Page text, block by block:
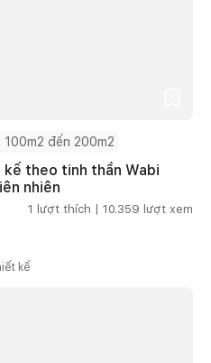
100m2 đến 200m2
theo tinh thần Wabi
nhiên
1 lượt thích | 10.359 lượt xem
kế